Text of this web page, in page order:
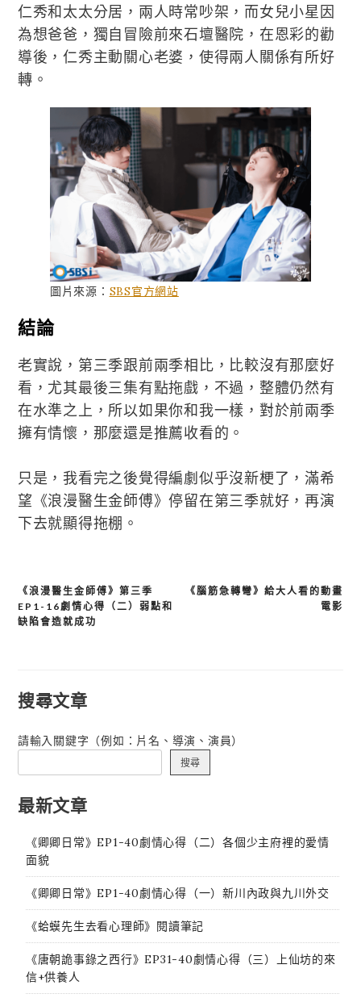
仁秀和太太分居，兩人時常吵架，而女兒小星因
為想爸爸，獨自冒險前來石壇醫院，在恩彩的勸
導後，仁秀主動關心老婆，使得兩人關係有所好
轉。
圖片來源： SBS官方網站
結論
老實說，第三季跟前兩季相比，比較沒有那麼好
看，尤其最後三集有點拖戲，不過，整體仍然有
在水準之上，所以如果你和我一樣，對於前兩季
擁有情懷，那麼還是推薦收看的。
只是，我看完之後覺得編劇似乎沒新梗了，滿希
望《浪漫醫生金師傅》停留在第三季就好，再演
下去就顯得拖棚。
文
章
《腦筋急轉彎》給大人看的動畫
電影
《浪漫醫生金師傅》第三季
EP1-16劇情心得（二）弱點和
缺陷會造就成功
搜尋文章
請輸入關鍵字（例如：片名、導演、演員）
搜尋
最新文章
《卿卿日常》EP1-40劇情心得（二）各個少主府裡的愛情
面貌
《卿卿日常》EP1-40劇情心得（一）新川內政與九川外交
《蛤蟆先生去看心理師》閱讀筆記
《唐朝詭事錄之西行》EP31-40劇情心得（三）上仙坊的來
信+供養人